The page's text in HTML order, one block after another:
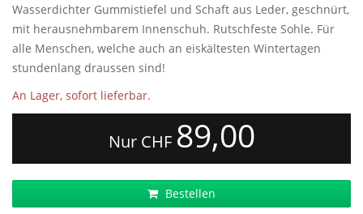
Wasserdichter Gummistiefel und Schaft aus Leder, geschnürt,
mit herausnehmbarem Innenschuh. Rutschfeste Sohle. Für
alle Menschen, welche auch an eiskältesten Wintertagen
stundenlang draussen sind!
An Lager, sofort lieferbar.
Nur CHF 89,00
Bestellen